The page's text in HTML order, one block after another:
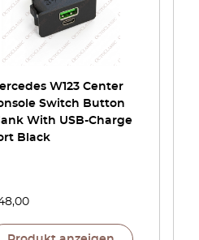
W123 Center
Switch Button
With USB-Charge
Black